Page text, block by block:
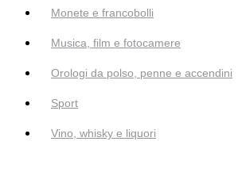
Monete e francobolli
Musica, film e fotocamere
Orologi da polso, penne e accendini
Sport
Vino, whisky e liquori